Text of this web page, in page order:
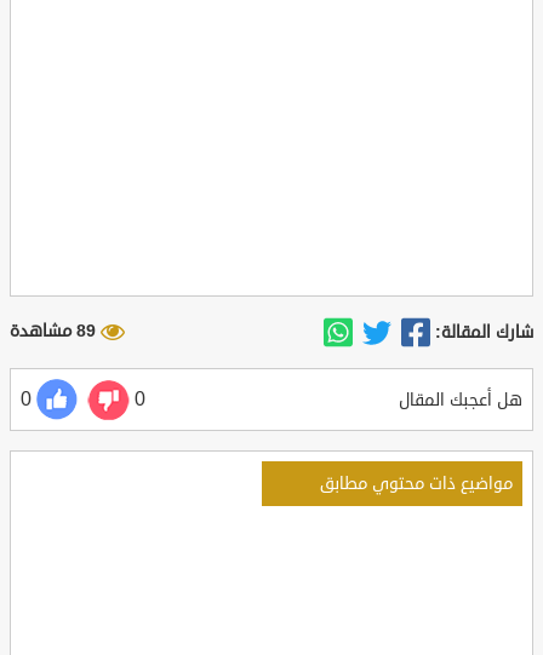
شارك المقالة: 89 مشاهدة
هل أعجبك المقال 0
0
مواضيع ذات محتوي مطابق